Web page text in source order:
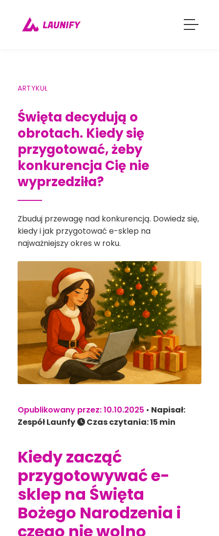
ARTYKUŁ
Święta decydują o
obrotach. Kiedy się
przygotować, żeby
konkurencja Cię nie
wyprzedziła?
Zbuduj przewagę nad konkurencją. Dowiedz się,
kiedy i jak przygotować e-sklep na
najważniejszy okres w roku.
Opublikowany przez: 10.10.2025 • Napisał:
Zespół Launfy
Czas czytania: 15 min
Kiedy zacząć
przygotowywać e-
sklep na Święta
Bożego Narodzenia i
czego nie wolno